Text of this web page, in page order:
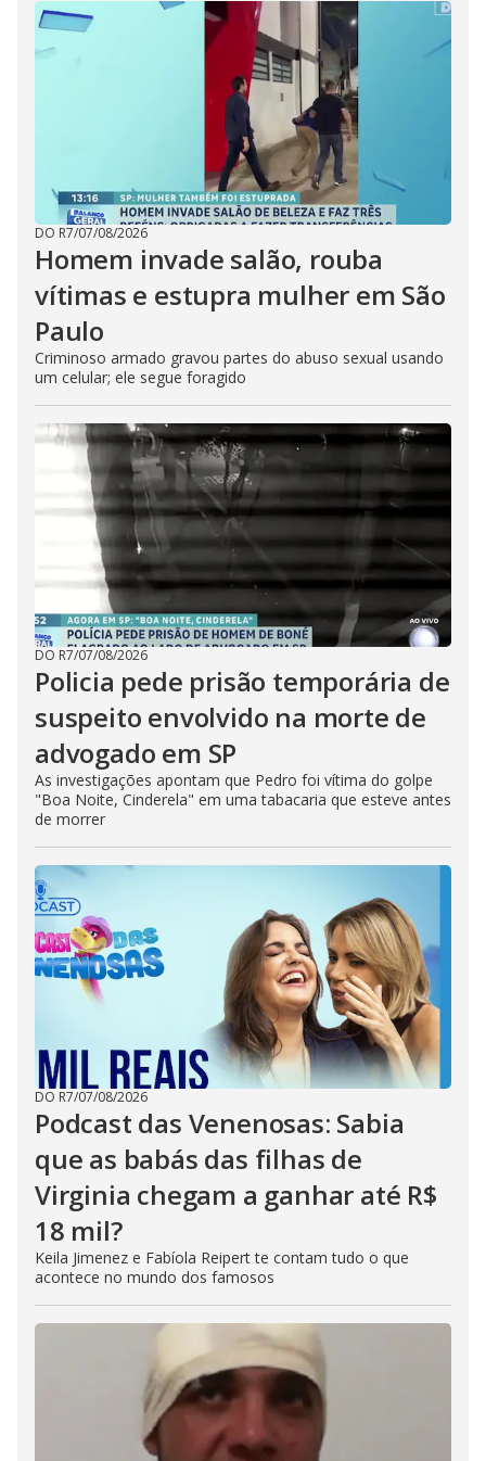
DO R7/07/08/2026
Homem invade salão, rouba
vítimas e estupra mulher em São
Paulo
Criminoso armado gravou partes do abuso sexual usando
um celular; ele segue foragido
DO R7/07/08/2026
Policia pede prisão temporária de
suspeito envolvido na morte de
advogado em SP
As investigações apontam que Pedro foi vítima do golpe
"Boa Noite, Cinderela" em uma tabacaria que esteve antes
de morrer
DO R7/07/08/2026
Podcast das Venenosas: Sabia
que as babás das filhas de
Virginia chegam a ganhar até R$
18 mil?
Keila Jimenez e Fabíola Reipert te contam tudo o que
acontece no mundo dos famosos